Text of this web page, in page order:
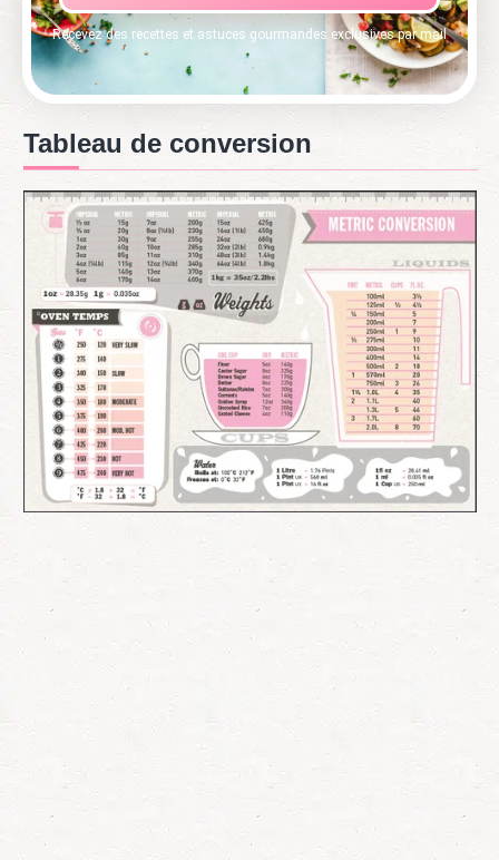
Recevez des recettes et astuces gourmandes exclusives par mail
Tableau de conversion